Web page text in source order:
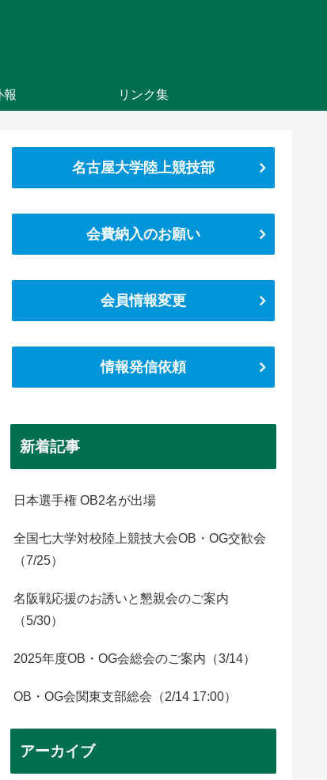
報 リンク集
名古屋大学陸上競技部
会費納入のお願い
会員情報変更
情報発信依頼
新着記事
日本選手権 OB2名が出場
全国七大学対校陸上競技大会OB・OG交歓会
（7/25）
名阪戦応援のお誘いと懇親会のご案内
（5/30）
2025年度OB・OG会総会のご案内（3/14）
OB・OG会関東支部総会（2/14 17:00）
アーカイブ